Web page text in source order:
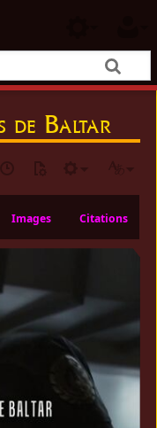
de Baltar
Images Citations